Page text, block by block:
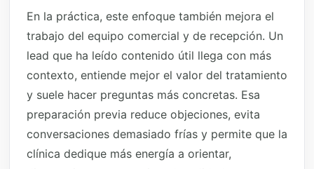
En la práctica, este enfoque también mejora el
trabajo del equipo comercial y de recepción. Un
lead que ha leído contenido útil llega con más
contexto, entiende mejor el valor del tratamiento
y suele hacer preguntas más concretas. Esa
preparación previa reduce objeciones, evita
conversaciones demasiado frías y permite que la
clínica dedique más energía a orientar,